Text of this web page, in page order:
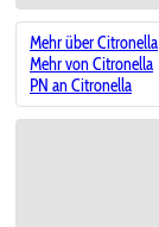
Mehr über Citronella
Mehr von Citronella
PN an Citronella